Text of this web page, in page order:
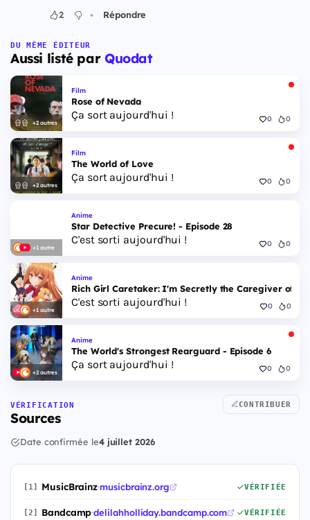
2
• Répondre
DU MÊME ÉDITEUR
Aussi listé par Quodat
+2 autres
Film
Rose of Nevada
Ça sort aujourd'hui ! 0 0
+2 autres
Film
The World of Love
Ça sort aujourd'hui ! 0 0
+1 autre
Anime
Star Detective Precure! - Episode 28
C'est sorti aujourd'hui ! 0 0
+1 autre
Anime
Rich Girl Caretaker: I'm Secretly the Caregiver of
C'est sorti aujourd'hui ! 0 0
+2 autres
Anime
The World's Strongest Rearguard - Episode 6
Ça sort aujourd'hui ! 0 0
VÉRIFICATION
Sources
CONTRIBUER
Date confirmée le4 juillet 2026
[1] MusicBrainz·musicbrainz.org VÉRIFIÉE
[2] Bandcamp·delilahholliday.bandcamp.com VÉRIFIÉE